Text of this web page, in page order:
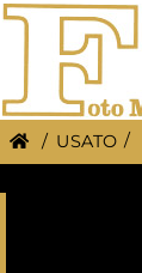
/ USATO